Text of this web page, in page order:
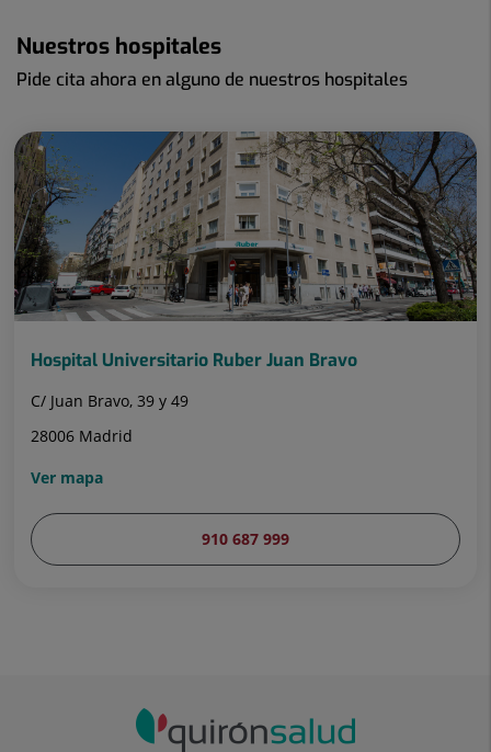
Nuestros hospitales
Pide cita ahora en alguno de nuestros hospitales
Hospital Universitario Ruber Juan Bravo
C/ Juan Bravo, 39 y 49
28006 Madrid
Ver mapa
910 687 999